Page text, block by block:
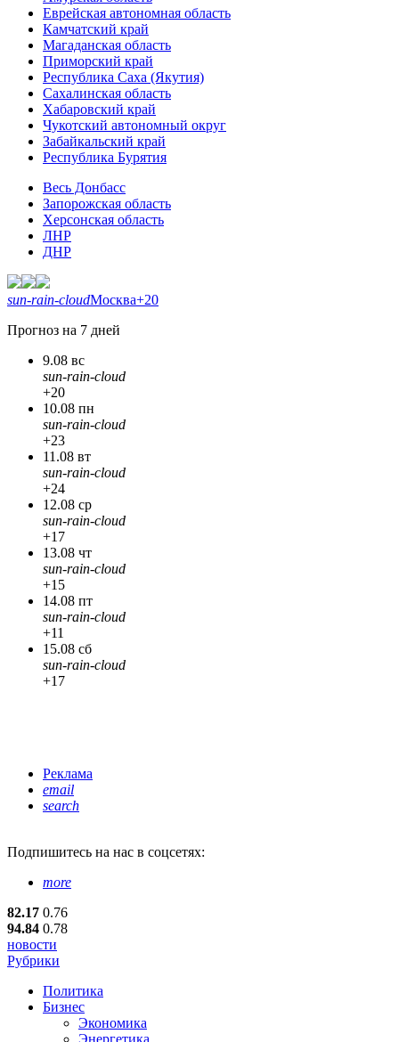
Еврейская автономная область
Камчатский край
Магаданская область
Приморский край
Республика Саха (Якутия)
Сахалинская область
Хабаровский край
Чукотский автономный округ
Забайкальский край
Республика Бурятия
Весь Донбасс
Запорожская область
Херсонская область
ЛНР
ДНР
sun-rain-cloudМосква+20
Прогноз на 7 дней
9.08 вс
sun-rain-cloud
+20
10.08 пн
sun-rain-cloud
+23
11.08 вт
sun-rain-cloud
+24
12.08 ср
sun-rain-cloud
+17
13.08 чт
sun-rain-cloud
+15
14.08 пт
sun-rain-cloud
+11
15.08 сб
sun-rain-cloud
+17
Реклама
email
search
Подпишитесь на нас в соцсетях:
more
82.17 0.76
94.84 0.78
новости
Рубрики
Политика
Бизнес
Экономика
Энергетика